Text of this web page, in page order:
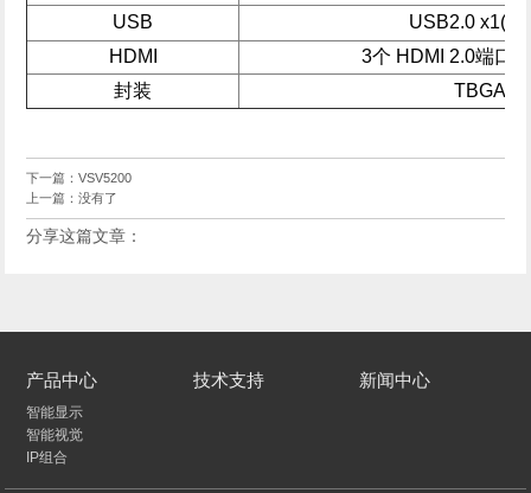
USB
USB2.0
HDMI
3个 HDMI 2.0端口
封装
TBGA
下一篇：VSV5200
上一篇：没有了
分享这篇文章：
产品中心
智能显示
智能视觉
IP组合
技术支持 新闻中心